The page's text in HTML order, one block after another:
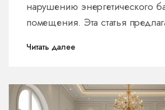
нарушению энергетического
помещения. Эта статья
том, как не стоит ставить
комфортным.
Читать далее